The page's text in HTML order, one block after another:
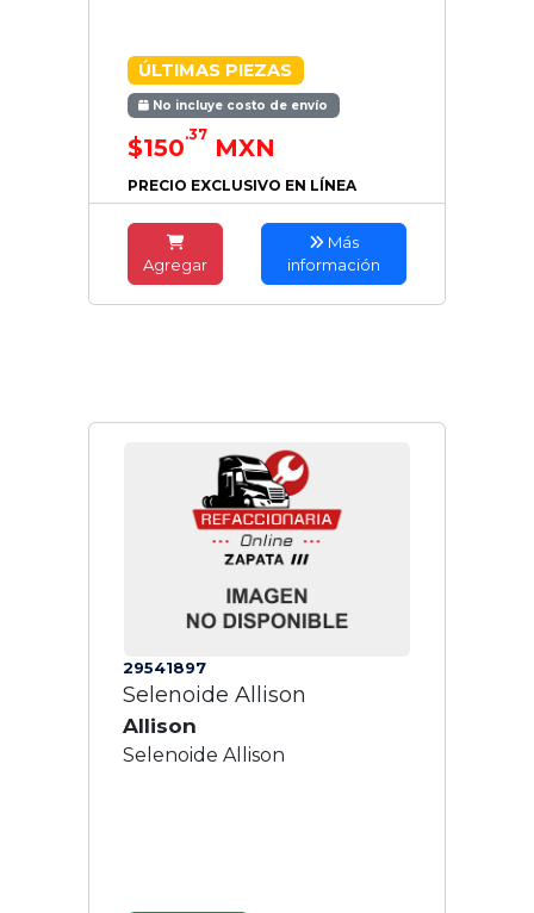
ÚLTIMAS PIEZAS
No incluye costo de envío
$150.37 MXN
PRECIO EXCLUSIVO EN LÍNEA
Agregar
Más
información
29541897
Selenoide Allison
Allison
Selenoide Allison